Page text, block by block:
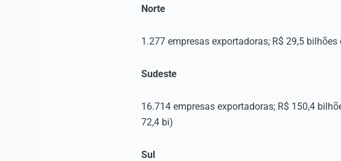
Norte
1.277 empresas exportadoras; R$ 29,5
Sudeste
16.714 empresas exportadoras; R$ 150,4
72,4 bi)
Sul